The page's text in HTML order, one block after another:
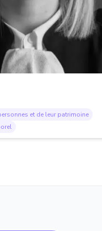
et de leur patrimoine